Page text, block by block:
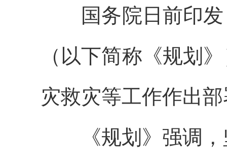
国务院日前印发
（以下简称《规划
灾救灾等工作作出
《规划》强调，